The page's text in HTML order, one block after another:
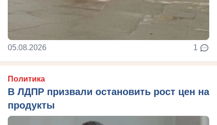
05.08.2026 1
Политика
В ЛДПР призвали остановить рост цен на
продукты